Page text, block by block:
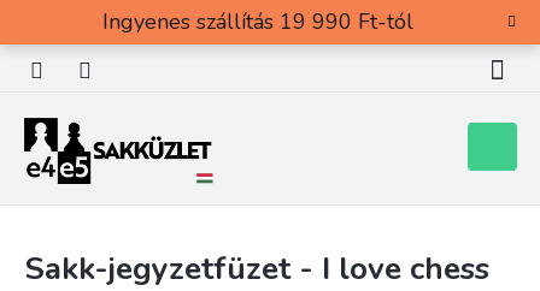
tartalomhoz
Ingyenes szállítás 19 990 Ft-tól
Sakk-jegyzetfüzet - I love chess